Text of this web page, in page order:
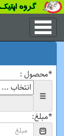
*محصول :
*مبلغ: